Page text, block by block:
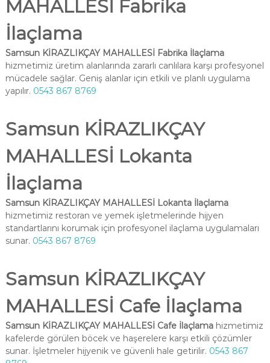
MAHALLESİ Fabrika
İlaçlama
Samsun KİRAZLIKÇAY MAHALLESİ Fabrika İlaçlama
hizmetimiz üretim alanlarında zararlı canlılara karşı profesyonel
mücadele sağlar. Geniş alanlar için etkili ve planlı uygulama
yapılır. 0543 867 8769
Samsun KİRAZLIKÇAY
MAHALLESİ Lokanta
İlaçlama
Samsun KİRAZLIKÇAY MAHALLESİ Lokanta İlaçlama
hizmetimiz restoran ve yemek işletmelerinde hijyen
standartlarını korumak için profesyonel ilaçlama uygulamaları
sunar. 0543 867 8769
Samsun KİRAZLIKÇAY
MAHALLESİ Cafe İlaçlama
Samsun KİRAZLIKÇAY MAHALLESİ Cafe İlaçlamahizmetimiz
kafelerde görülen böcek ve haşerelere karşı etkili çözümler
sunar. İşletmeler hijyenik ve güvenli hale getirilir. 0543 867